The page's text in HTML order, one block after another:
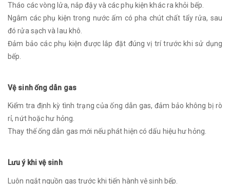
Tháo các vòng lửa, nắp đậy và các phụ kiện khác ra khỏi bếp.
Ngâm các phụ kiện trong nước ấm có pha chút chất tẩy rửa, sau
đó rửa sạch và lau khô.
Đảm bảo các phụ kiện được lắp đặt đúng vị trí trước khi sử dụng
bếp.
Vệ sinh ống dẫn gas
Kiểm tra định kỳ tình trạng của ống dẫn gas, đảm bảo không bị rò
rỉ, nứt hoặc hư hỏng.
Thay thế ống dẫn gas mới nếu phát hiện có dấu hiệu hư hỏng.
Lưu ý khi vệ sinh
Luôn ngắt nguồn gas trước khi tiến hành vệ sinh bếp.